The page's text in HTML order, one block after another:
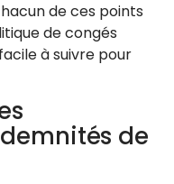
de ces points
de congés
à suivre pour
de